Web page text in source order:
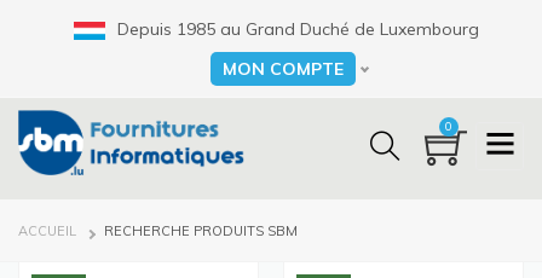
Depuis 1985 au Grand Duché de Luxembourg
Select your language
MON COMPTE
0
FIL
ACCUEIL RECHERCHE PRODUITS SBM